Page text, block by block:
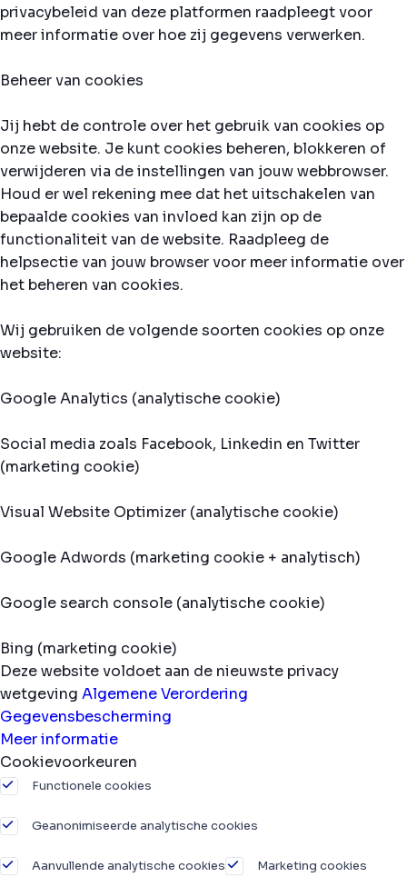
privacybeleid van deze platformen raadpleegt voor
meer informatie over hoe zij gegevens verwerken.
Beheer van cookies
Jij hebt de controle over het gebruik van cookies op
onze website. Je kunt cookies beheren, blokkeren of
verwijderen via de instellingen van jouw webbrowser.
Houd er wel rekening mee dat het uitschakelen van
bepaalde cookies van invloed kan zijn op de
functionaliteit van de website. Raadpleeg de
helpsectie van jouw browser voor meer informatie over
het beheren van cookies.
Wij gebruiken de volgende soorten cookies op onze
website:
Google Analytics (analytische cookie)
Social media zoals Facebook, Linkedin en Twitter
(marketing cookie)
Visual Website Optimizer (analytische cookie)
Google Adwords (marketing cookie + analytisch)
Google search console (analytische cookie)
Bing (marketing cookie)
Deze website voldoet aan de nieuwste privacy
wetgeving Algemene Verordering
Gegevensbescherming
Meer informatie
Cookievoorkeuren
Functionele cookies
Geanonimiseerde analytische cookies
Aanvullende analytische cookies Marketing cookies